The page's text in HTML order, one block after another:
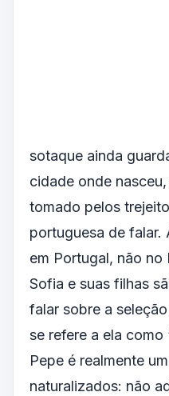
sotaque ainda
cidade onde
tomado pelos
portuguesa de falar.
em Portugal, não no
Sofia e suas filhas
falar sobre a
se refere a ela como
Pepe é realmente
naturalizados: não